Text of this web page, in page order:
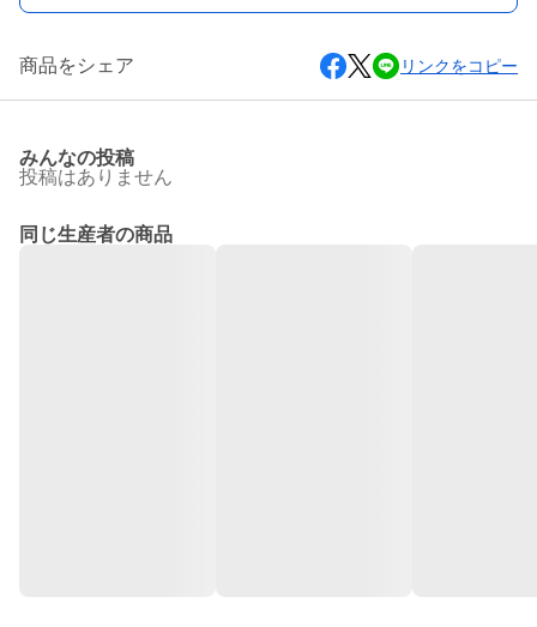
商品をシェア リンクをコピー
みんなの投稿
投稿はありません
同じ生産者の商品